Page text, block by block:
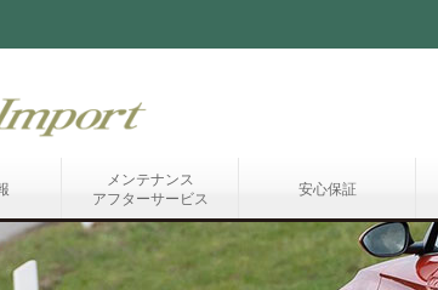
メンテナンス
アフターサービス
安心保証